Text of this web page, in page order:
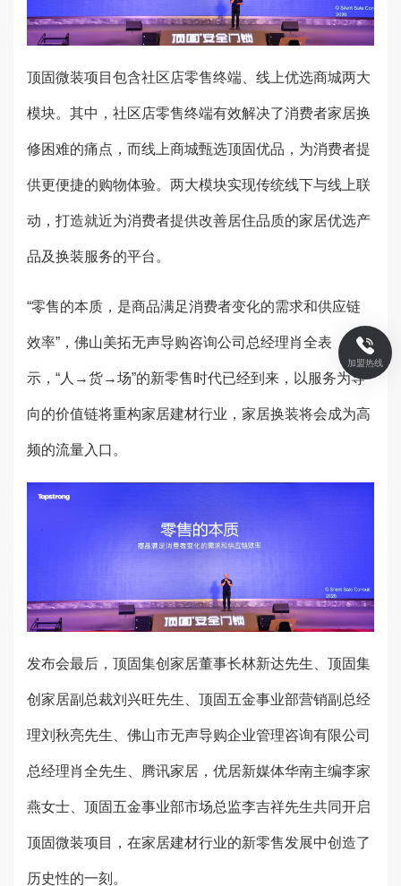
顶固微装项目包含社区店零售终端、线上优选商城两大
模块。其中，社区店零售终端有效解决了消费者家居换
修困难的痛点，而线上商城甄选顶固优品，为消费者提
供更便捷的购物体验。两大模块实现传统线下与线上联
动，打造就近为消费者提供改善居住品质的家居优选产
品及换装服务的平台。
“零售的本质，是商品满足消费者变化的需求和供应链
效率”，佛山美拓无声导购咨询公司总经理肖全表
示，“人→货→场”的新零售时代已经到来，以服务为导
向的价值链将重构家居建材行业，家居换装将会成为高
频的流量入口。
发布会最后，顶固集创家居董事长林新达先生、顶固集
创家居副总裁刘兴旺先生、顶固五金事业部营销副总经
理刘秋亮先生、佛山市无声导购企业管理咨询有限公司
总经理肖全先生、腾讯家居，优居新媒体华南主编李家
燕女士、顶固五金事业部市场总监李吉祥先生共同开启
顶固微装项目，在家居建材行业的新零售发展中创造了
历史性的一刻。
加盟热线